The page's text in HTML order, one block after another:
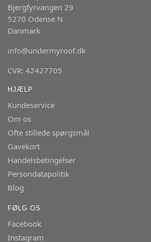
Bjergfyrvangen 29
5270 Odense N
Danmark
info@undermyroof.dk
CVR: 42427705
HJÆLP
Kundeservice
Om os
Ofte stillede spørgsmål
Gavekort
Handelsbetingelser
Persondatapolitik
Blog
FØLG OS
Facebook
Instagram